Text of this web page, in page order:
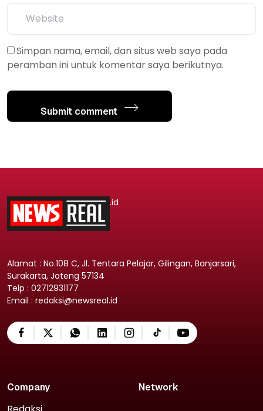
Simpan nama, email, dan situs web saya pada
peramban ini untuk komentar saya berikutnya.
Submit comment
.id
Alamat : No.108 C, Jl. Tentara Pelajar, Gilingan, Banjarsari,
Surakarta, Jateng 57134
Telp : 02712931177
Email : redaksi@newsreal.id
Company Network